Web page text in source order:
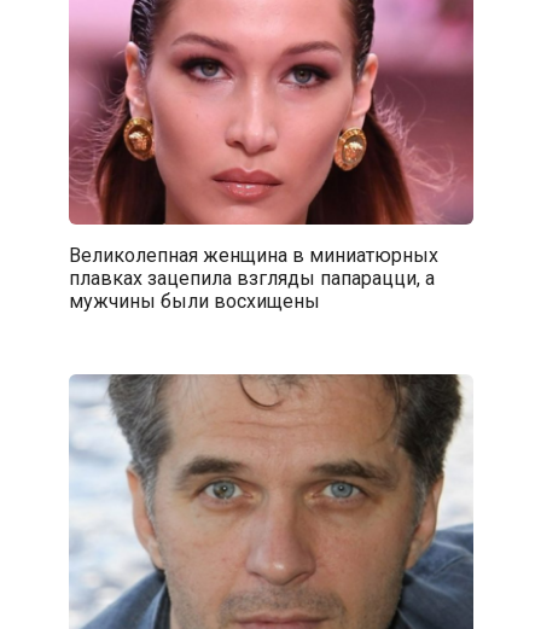
Великолепная женщина в миниатюрных
плавках зацепила взгляды папарацци, а
мужчины были восхищены